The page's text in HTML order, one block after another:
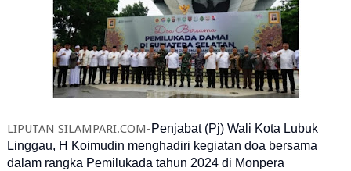
LIPUTAN SILAMPARI.COM-Penjabat (Pj) Wali Kota Lubuk
Linggau, H Koimudin menghadiri kegiatan doa bersama
dalam rangka Pemilukada tahun 2024 di Monpera